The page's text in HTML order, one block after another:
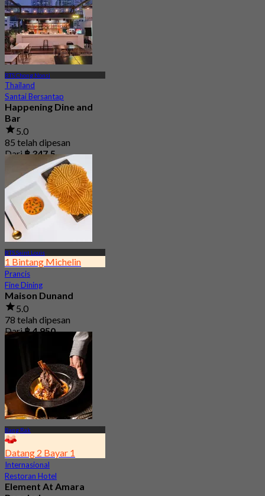
BTS Chong Nonsi
Thailand
Santai Bersantap
Happening Dine and
Bar
5.0
85 telah dipesan
Dari฿ 347.5
BTS Saint Louis
1 Bintang Michelin
Prancis
Fine Dining
Maison Dunand
5.0
78 telah dipesan
Dari฿ 4,950
Bang Rak
Datang 2 Bayar 1
Internasional
Restoran Hotel
Element At Amara